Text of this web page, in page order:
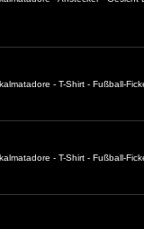
- T-Shirt - Fußball-
- T-Shirt - Fußball-